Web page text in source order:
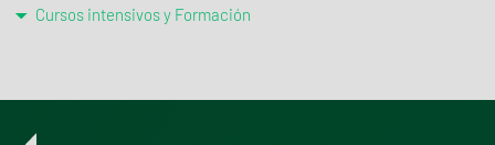
Cursos intensivos y Formación